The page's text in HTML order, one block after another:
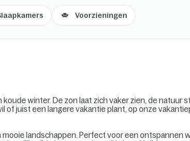
Voorzieningen
winter. De zon laat zich vaker zien, de natuur
juist een langere vakantie plant, op onze
landschappen. Perfect voor een ontspannen